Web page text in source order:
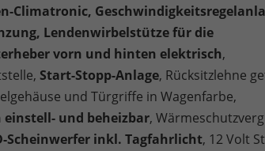
Climatronic,
Lendenwirbelstütze für die
vorn und hinten elektrisch,
Start-Stopp-Anlage, Rücksitzlehne
und Türgriffe in Wagenfarbe,
und beheizbar,
Scheinwerfer inkl. Tagfahrlicht, 12 Volt